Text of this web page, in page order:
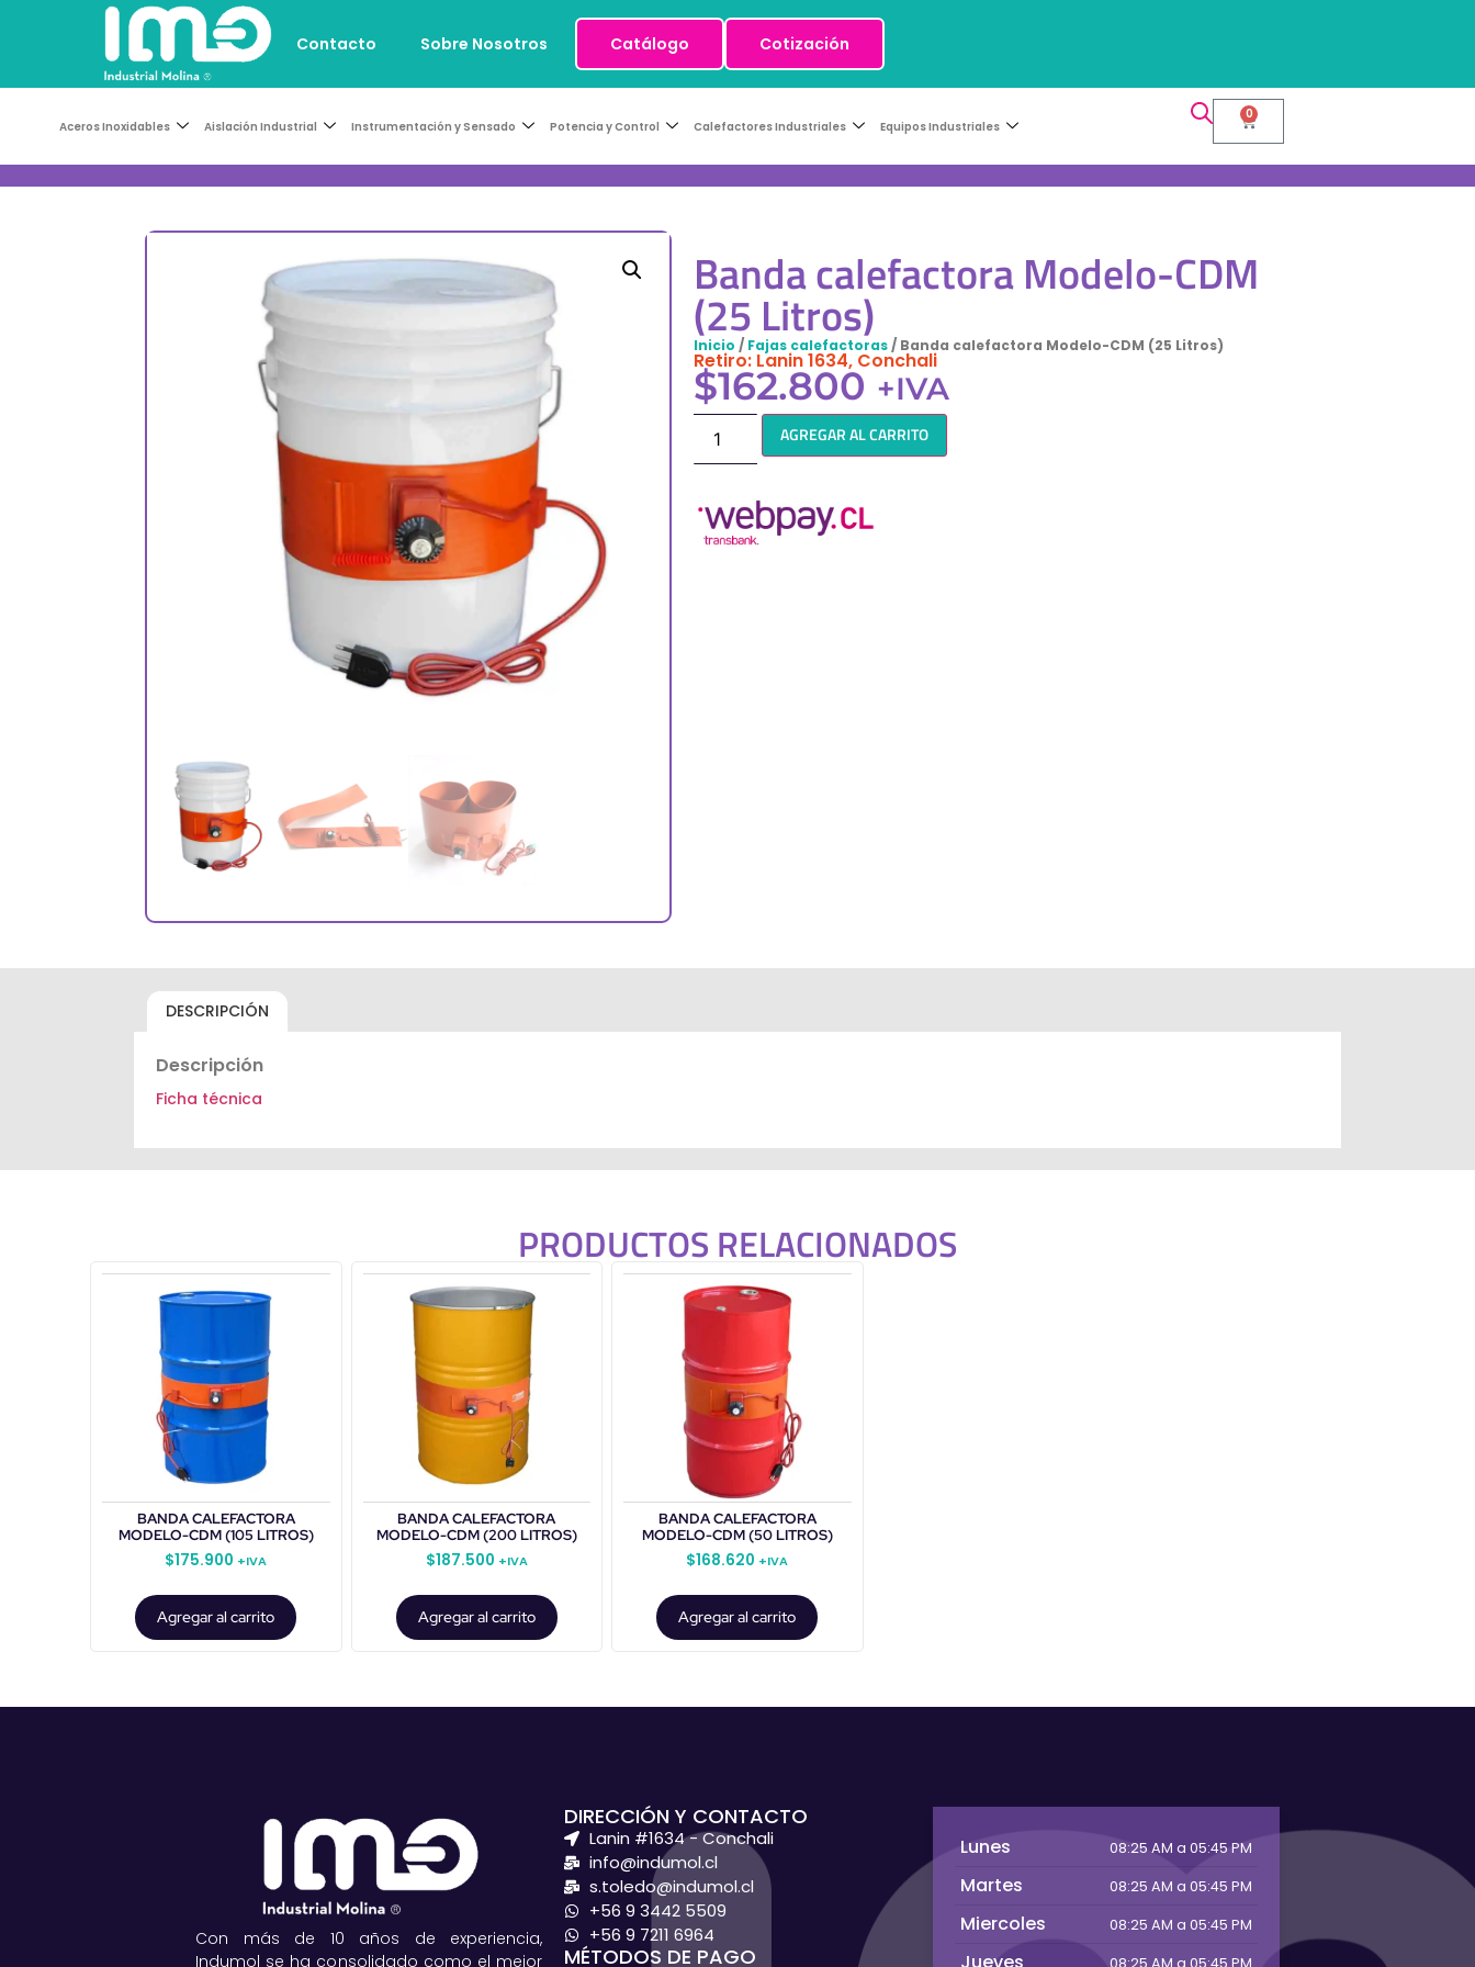
Contacto Sobre Nosotros Catálogo Cotización
Aceros Inoxidables Aislación Industrial Instrumentación y Sensado Potencia y Control Calefactores Industriales Equipos Industriales
0
Banda calefactora Modelo-CDM
(25 Litros)
Inicio / Fajas calefactoras/ Banda calefactora Modelo-CDM (25 Litros)
Retiro: Lanin 1634, Conchali
$162.800 +IVA
AGREGAR AL CARRITO
DESCRIPCIÓN
Descripción
Ficha técnica
PRODUCTOS RELACIONADOS
BANDA CALEFACTORA
MODELO-CDM (105 LITROS)
$175.900 +IVA
Agregar al carrito
BANDA CALEFACTORA
MODELO-CDM (200 LITROS)
$187.500 +IVA
Agregar al carrito
BANDA CALEFACTORA
MODELO-CDM (50 LITROS)
$168.620 +IVA
Agregar al carrito
Con más de 10 años de experiencia,
Indumol se ha consolidado como el mejor
DIRECCIÓN Y CONTACTO
Lanin #1634 - Conchali
info@indumol.cl
s.toledo@indumol.cl
+56 9 3442 5509
+56 9 7211 6964
MÉTODOS DE PAGO
Lunes 08:25 AM a 05:45 PM
Martes 08:25 AM a 05:45 PM
Miercoles 08:25 AM a 05:45 PM
08:25 AM a 05:45 PM